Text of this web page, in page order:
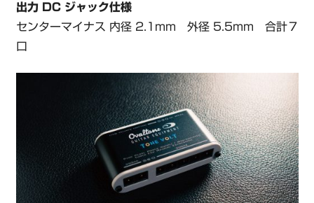
出力 DC ジャック仕様
センターマイナス 内径 2.1mm 外径 5.5mm 合計７
口